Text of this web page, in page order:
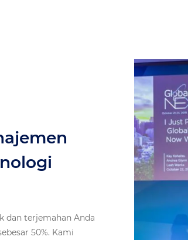
dan terjemahan Anda
50%. Kami